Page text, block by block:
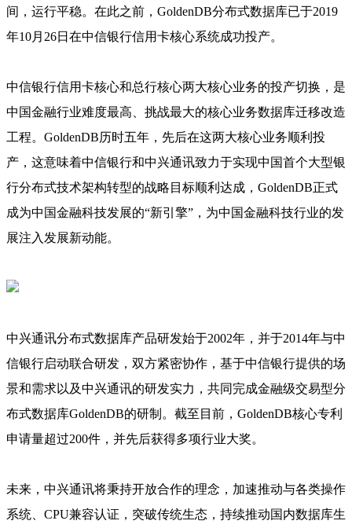
间，运行平稳。在此之前，GoldenDB分布式数据库已于2019
年10月26日在中信银行信用卡核心系统成功投产。
中信银行信用卡核心和总行核心两大核心业务的投产切换，是
中国金融行业难度最高、挑战最大的核心业务数据库迁移改造
工程。GoldenDB历时五年，先后在这两大核心业务顺利投
产，这意味着中信银行和中兴通讯致力于实现中国首个大型银
行分布式技术架构转型的战略目标顺利达成，GoldenDB正式
成为中国金融科技发展的“新引擎”，为中国金融科技行业的发
展注入发展新动能。
中兴通讯分布式数据库产品研发始于2002年，并于2014年与中
信银行启动联合研发，双方紧密协作，基于中信银行提供的场
景和需求以及中兴通讯的研发实力，共同完成金融级交易型分
布式数据库GoldenDB的研制。截至目前，GoldenDB核心专利
申请量超过200件，并先后获得多项行业大奖。
未来，中兴通讯将秉持开放合作的理念，加速推动与各类操作
系统、CPU兼容认证，突破传统生态，持续推动国内数据库生